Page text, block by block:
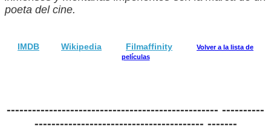
poeta del cine.
IMDB Wikipedia Filmaffinity
Volver a la lista de
películas
-------------------------------------------------- ----------
---------------------------------------- -------